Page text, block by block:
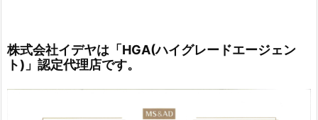
株式会社イデヤは「HGA(ハイグレードエージェン
ト)」認定代理店です。